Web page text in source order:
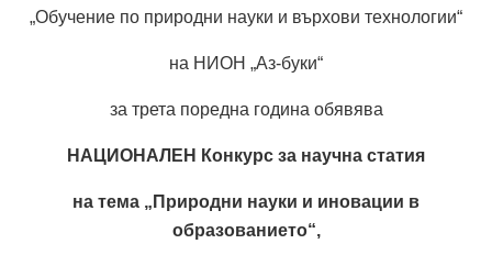
„Обучение по природни науки и върхови технологии“
на НИОН „Аз-буки“
за трета поредна година обявява
НАЦИОНАЛЕН Конкурс за научна статия
на тема „Природни науки и иновации в
образованието“,